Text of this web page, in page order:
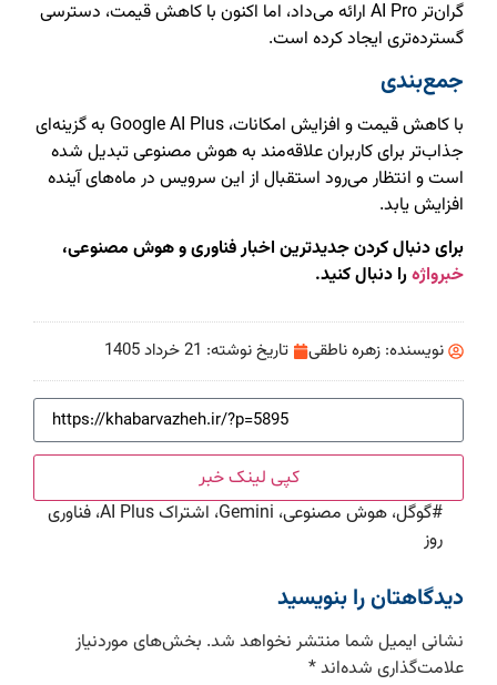
گران‌تر AI Pro ارائه می‌داد، اما اکنون با کاهش قیمت، دسترسی
گسترده‌تری ایجاد کرده است.
جمع‌بندی
با کاهش قیمت و افزایش امکانات، Google AI Plus به گزینه‌ای
جذاب‌تر برای کاربران علاقه‌مند به هوش مصنوعی تبدیل شده
است و انتظار می‌رود استقبال از این سرویس در ماه‌های آینده
افزایش یابد.
برای دنبال کردن جدیدترین اخبار فناوری و هوش مصنوعی،
خبرواژهرا دنبال کنید.
نویسنده: زهره ناطقی تاریخ نوشته: 21 خرداد 1405
کپی لینک خبر
#
گوگل، هوش مصنوعی، Gemini، اشتراک AI Plus، فناوری
روز
دیدگاهتان را بنویسید
نشانی ایمیل شما منتشر نخواهد شد. بخش‌های موردنیاز
علامت‌گذاری شده‌اند*